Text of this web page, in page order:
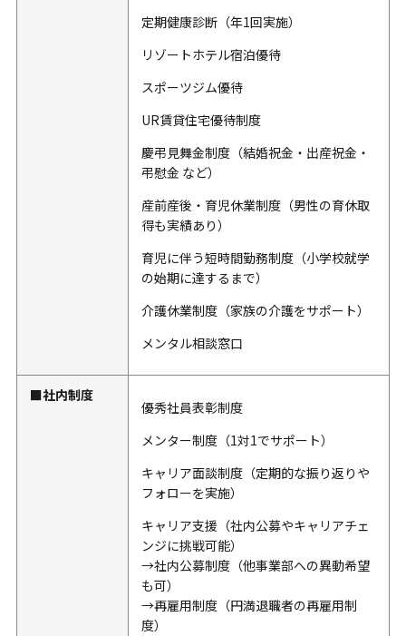
定期健康診断（年1回実施）
リゾートホテル宿泊優待
スポーツジム優待
UR賃貸住宅優待制度
慶弔見舞金制度（結婚祝金・出産祝金・
弔慰金 など）
産前産後・育児休業制度（男性の育休取
得も実績あり）
育児に伴う短時間勤務制度（小学校就学
の始期に達するまで）
介護休業制度（家族の介護をサポート）
メンタル相談窓口
■社内制度
優秀社員表彰制度
メンター制度（1対1でサポート）
キャリア面談制度（定期的な振り返りや
フォローを実施）
キャリア支援（社内公募やキャリアチェ
ンジに挑戦可能）
→社内公募制度（他事業部への異動希望
も可）
→再雇用制度（円満退職者の再雇用制
度）